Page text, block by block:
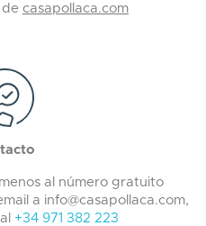
de casapollaca.com
al número gratuito
a info@casapollaca.com,
+34 971 382 223